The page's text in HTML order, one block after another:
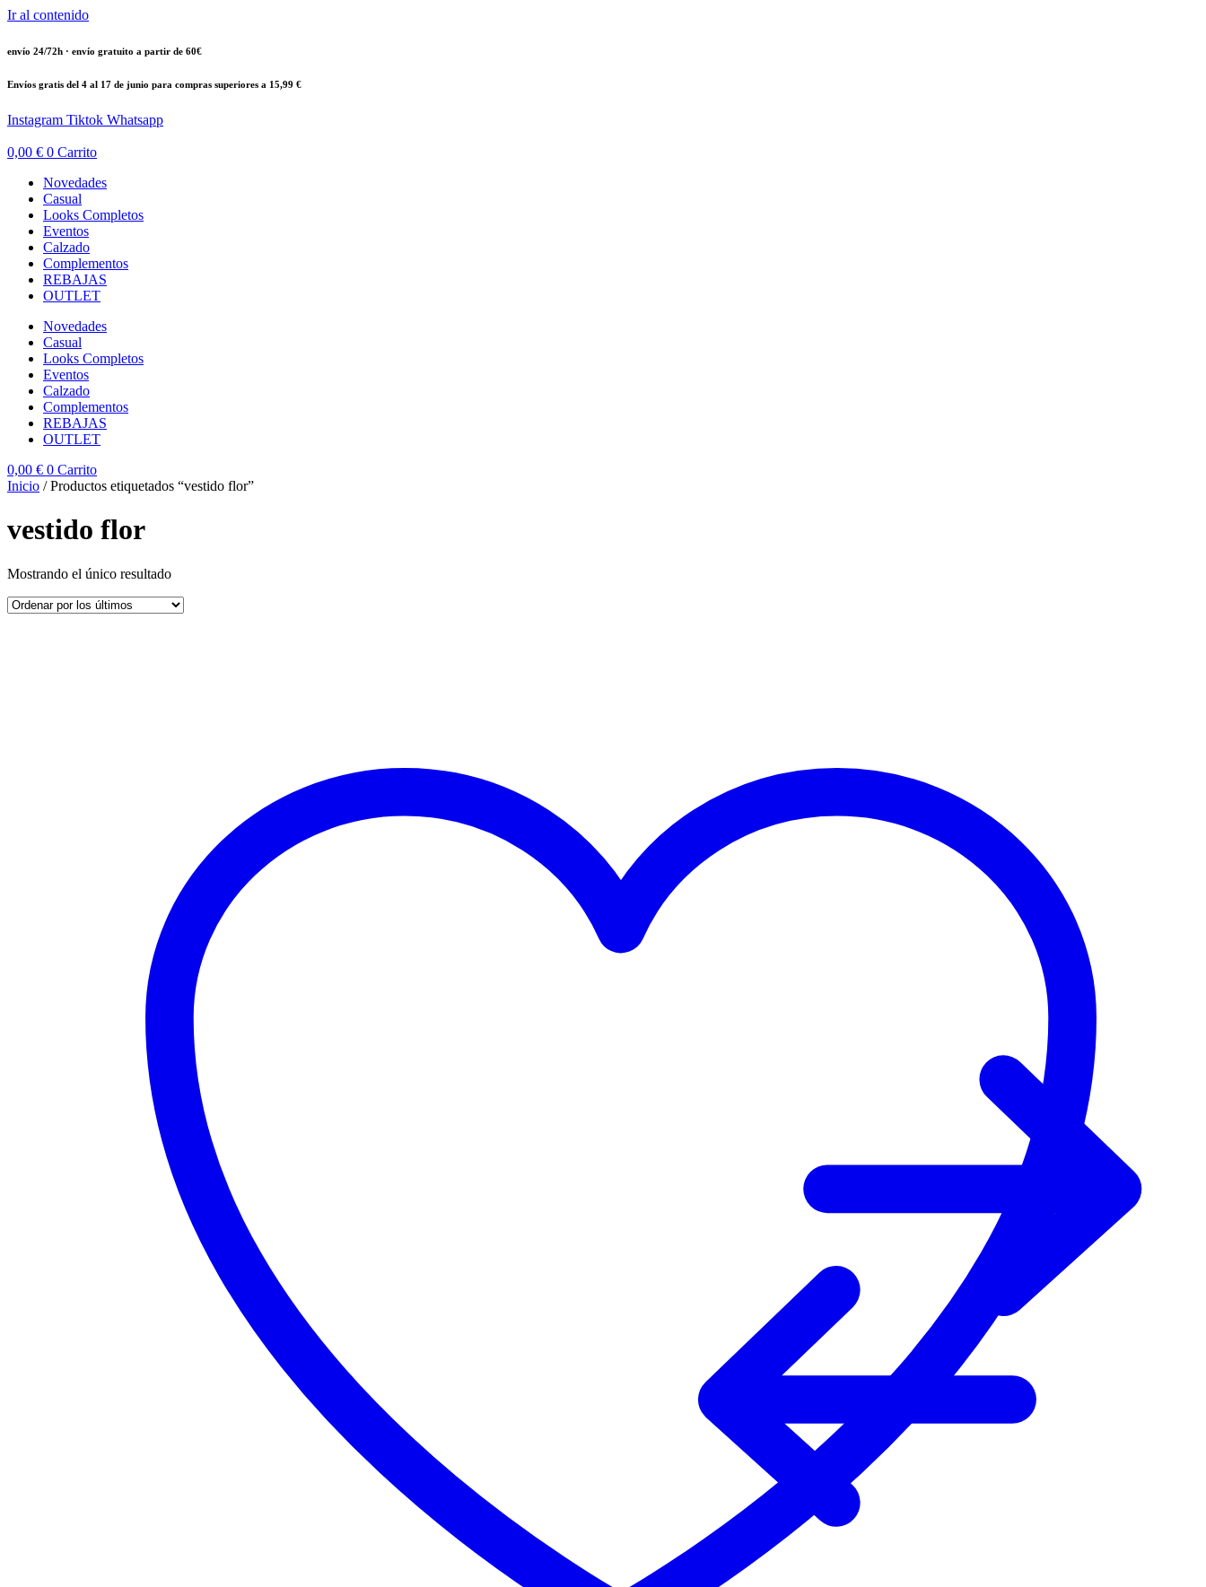
Ir al contenido
envío 24/72h · envío gratuito a partir de 60€
Envíos gratis del 4 al 17 de junio para compras superiores a 15,99 €
Instagram Tiktok Whatsapp
0,00 € 0 Carrito
Novedades
Casual
Looks Completos
Eventos
Calzado
Complementos
REBAJAS
OUTLET
Novedades
Casual
Looks Completos
Eventos
Calzado
Complementos
REBAJAS
OUTLET
0,00 € 0 Carrito
Inicio / Productos etiquetados “vestido flor”
vestido flor
Mostrando el único resultado